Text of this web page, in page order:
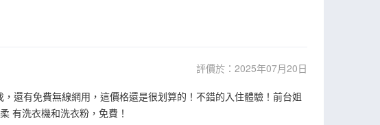
評價於：2025年07月20日
還有免費無線網用，這價格還是很划算的！不錯的入住體驗！前台姐
有洗衣機和洗衣粉，免費！